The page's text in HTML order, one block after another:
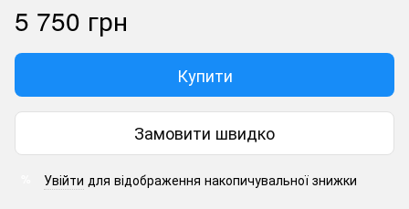
5 750 грн
Купити
Замовити швидко
Увійти для відображення накопичувальної знижки